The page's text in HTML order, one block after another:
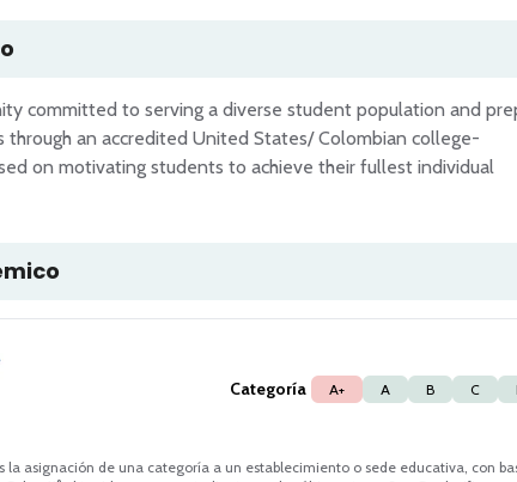
committed to serving a diverse student population and
through an accredited United States/ Colombian college-
on motivating students to achieve their fullest individual
Categoría A+ A B C
la asignación de una categoría a un establecimiento o sede educativa, con